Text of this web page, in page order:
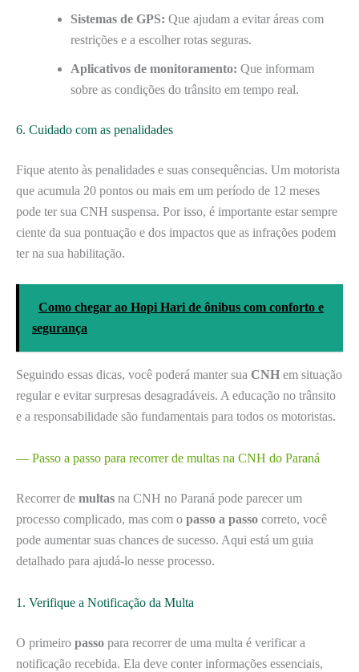
Sistemas de GPS: Que ajudam a evitar áreas com
restrições e a escolher rotas seguras.
Aplicativos de monitoramento: Que informam
sobre as condições do trânsito em tempo real.
6. Cuidado com as penalidades
Fique atento às penalidades e suas consequências. Um motorista
que acumula 20 pontos ou mais em um período de 12 meses
pode ter sua CNH suspensa. Por isso, é importante estar sempre
ciente da sua pontuação e dos impactos que as infrações podem
ter na sua habilitação.
Como chegar ao Hopi Hari de ônibus com conforto e
segurança
Seguindo essas dicas, você poderá manter sua CNH em situação
regular e evitar surpresas desagradáveis. A educação no trânsito
e a responsabilidade são fundamentais para todos os motoristas.
— Passo a passo para recorrer de multas na CNH do Paraná
Recorrer de multas na CNH no Paraná pode parecer um
processo complicado, mas com o passo a passo correto, você
pode aumentar suas chances de sucesso. Aqui está um guia
detalhado para ajudá-lo nesse processo.
1. Verifique a Notificação da Multa
O primeiro passo para recorrer de uma multa é verificar a
notificação recebida. Ela deve conter informações essenciais,